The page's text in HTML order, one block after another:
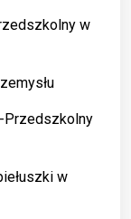
w
Przedszkolny
w